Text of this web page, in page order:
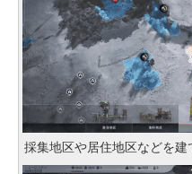
採集地区や居住地区などを建